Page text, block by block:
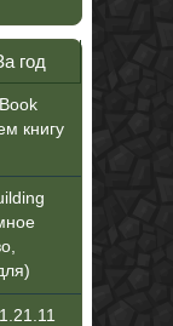
год
книгу